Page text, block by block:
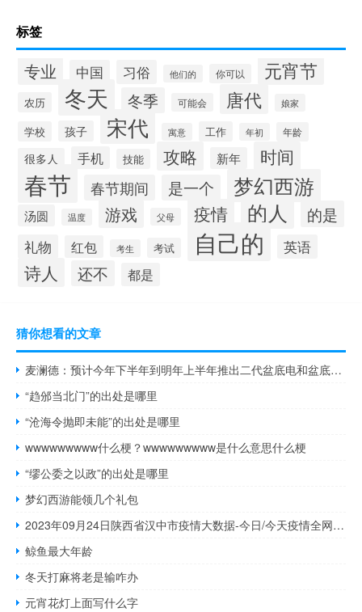
标签
专业 中国 习俗 他们的 你可以 元宵节
农历 冬天 冬季 可能会 唐代 娘家
学校 孩子 宋代 寓意 工作 年初 年龄
很多人 手机 技能 攻略 新年 时间
春节 春节期间 是一个 梦幻西游
汤圆 温度 游戏 父母 疫情 的人 的是
礼物 红包 考生 考试 自己的 英语
诗人 还不 都是
猜你想看的文章
麦澜德：预计今年下半年到明年上半年推出二代盆底电和盆底超声影像系统
“趋邠当北门”的出处是哪里
“沧海令抛即未能”的出处是哪里
wwwwwwwww什么梗？wwwwwwwww是什么意思什么梗
“缪公委之以政”的出处是哪里
梦幻西游能领几个礼包
2023年09月24日陕西省汉中市疫情大数据-今日/今天疫情全网搜索最新实时消息动态情况通知播报
鲸鱼最大年龄
冬天打麻将老是输咋办
元宵花灯上面写什么字